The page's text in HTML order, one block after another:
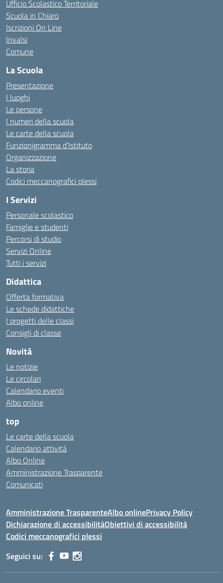
Ufficio Scolastico Territoriale
Scuola in Chiaro
Iscrizioni On Line
Invalsi
Comune
La Scuola
Presentazione
I luoghi
Le persone
I numeri della scuola
Le carte della scuola
Funzionigramma d’Istituto
Organizzazione
La storia
Codici meccanografici plessi
I Servizi
Personale scolastico
Famiglie e studenti
Percorsi di studio
Servizi Online
Tutti i servizi
Didattica
Offerta formativa
Le schede didattiche
I progetti delle classi
Consigli di classe
Novità
Le notizie
Le circolari
Calendario eventi
Albo online
top
Le carte della scuola
Calendario attività
Albo Online
Amministrazione Trasparente
Comunicati
Amministrazione TrasparenteAlbo onlinePrivacy Policy
Dichiarazione di accessibilitàObiettivi di accessibilità
Codici meccanografici plessi
Seguici su: